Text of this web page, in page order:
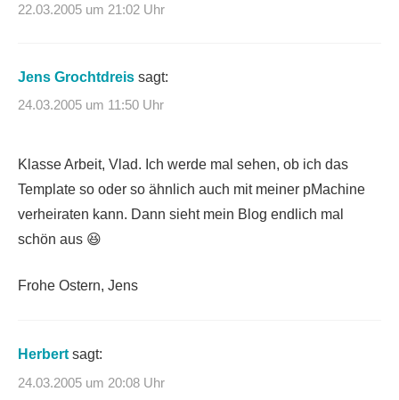
22.03.2005 um 21:02 Uhr
Jens Grochtdreis sagt:
24.03.2005 um 11:50 Uhr
Klasse Arbeit, Vlad. Ich werde mal sehen, ob ich das
Template so oder so ähnlich auch mit meiner pMachine
verheiraten kann. Dann sieht mein Blog endlich mal
schön aus 😆
Frohe Ostern, Jens
Herbert sagt:
24.03.2005 um 20:08 Uhr